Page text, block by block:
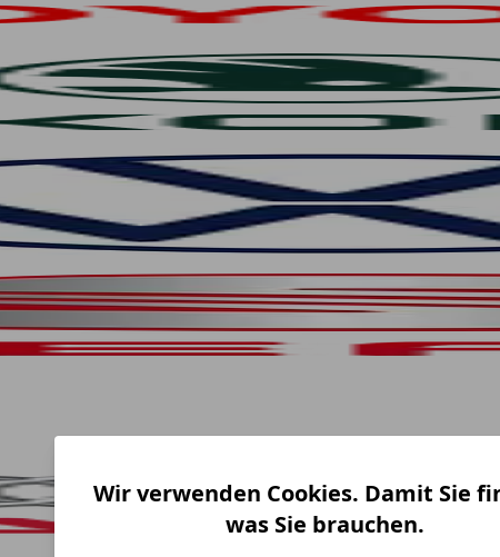
Wir verwenden Cookies. Damit Sie
was Sie brauchen.